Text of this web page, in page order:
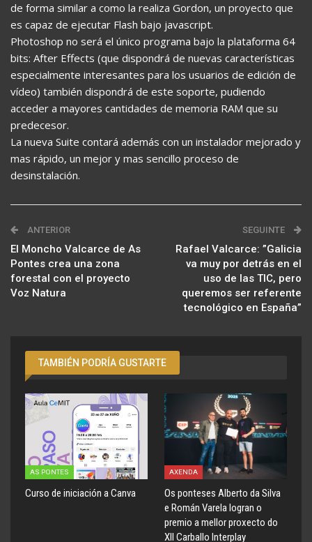
de forma similar a como la realiza Gordon, un proyecto que
es capaz de ejecutar Flash bajo javascript.
Photoshop no será el único programa bajo la plataforma 64
bits: After Effects (que dispondrá de nuevas características
especialmente interesantes para los usuarios de edición de
vídeo) también dispondrá de este soporte, pudiendo
acceder a mayores cantidades de memoria RAM que su
predecesor.
La nueva Suite contará además con un instalador mejorado y
mas rápido, un mejor y mas sencillo proceso de
desinstalación.
ANTERIOR
El Moncho Valcarce de As
Pontes crea una zona
forestal con el proyecto
Voz Natura
SEGUINTE
Rafael Valcarce: ”Galicia
va muy por detrás en el
uso de las TIC, pero
queremos ser referente
tecnológico en España”
TAMBIÉN PODRÍA GUSTARTE
AS PONTES
Curso de iniciación a Canva
AXENDA
Os ponteses Alberto da Silva
e Román Varela logran o
premio a mellor proxecto do
XII Carballo Interplay